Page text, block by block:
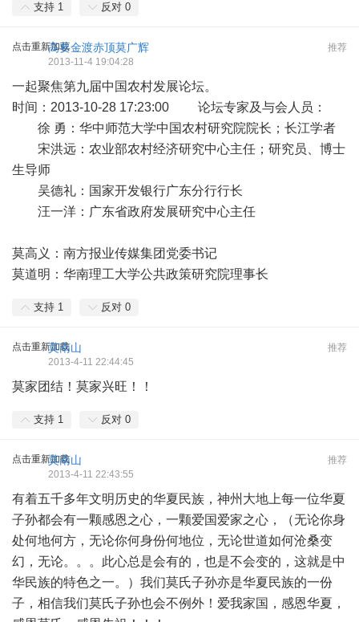
支持 1 反对 0
点击重新加载 推荐
高要金渡赤顶莫广辉
2013-11-4 19:04:28
一起聚焦第九届中国农村发展论坛。
时间：2013-10-28 17:23:00 论坛专家及与会人员：
徐 勇：华中师范大学中国农村研究院院长；长江学者
宋洪远：农业部农村经济研究中心主任；研究员、博士
生导师
吴德礼：国家开发银行广东分行行长
汪一洋：广东省政府发展研究中心主任
莫高义：南方报业传媒集团党委书记
莫道明：华南理工大学公共政策研究院理事长
支持 1 反对 0
点击重新加载 推荐
莫南山
2013-4-11 22:44:45
莫家团结！莫家兴旺！！
支持 1 反对 0
点击重新加载 推荐
莫南山
2013-4-11 22:43:55
有着五千多年文明历史的华夏民族，神州大地上每一位华夏
子孙都会有一颗感恩之心，一颗爱国爱家之心，（无论你身
处何地何方，无论你何身份何地位，无论世道如何沧桑变
幻，无论。。。此心总是会有的，也是不会变的，这就是中
华民族的特色之一。）我们莫氏子孙亦是华夏民族的一份
子，相信我们莫氏子孙也会不例外！爱我家国，感恩华夏，